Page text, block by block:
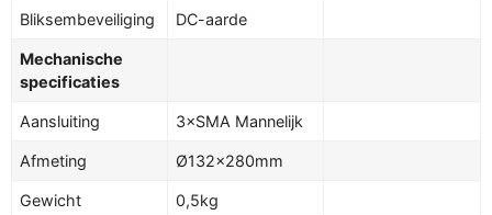
Bliksembeveiliging DC-aarde
Mechanische
specificaties
Aansluiting 3×SMA Mannelijk
Afmeting Ø132×280mm
Gewicht 0,5kg